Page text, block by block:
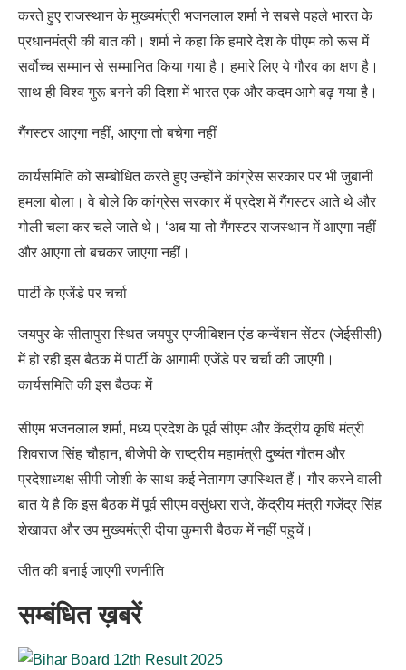
करते हुए राजस्थान के मुख्यमंत्री भजनलाल शर्मा ने सबसे पहले भारत के
प्रधानमंत्री की बात की। शर्मा ने कहा कि हमारे देश के पीएम को रूस में
सर्वोच्च सम्मान से सम्मानित किया गया है। हमारे लिए ये गौरव का क्षण है।
साथ ही विश्व गुरू बनने की दिशा में भारत एक और कदम आगे बढ़ गया है।
गैंगस्टर आएगा नहीं, आएगा तो बचेगा नहीं
कार्यसमिति को सम्बोधित करते हुए उन्होंने कांग्रेस सरकार पर भी जुबानी
हमला बोला। वे बोले कि कांग्रेस सरकार में प्रदेश में गैंगस्टर आते थे और
गोली चला कर चले जाते थे। ‘अब या तो गैंगस्टर राजस्थान में आएगा नहीं
और आएगा तो बचकर जाएगा नहीं।
पार्टी के एजेंडे पर चर्चा
जयपुर के सीतापुरा स्थित जयपुर एग्जीबिशन एंड कन्वेंशन सेंटर (जेईसीसी)
में हो रही इस बैठक में पार्टी के आगामी एजेंडे पर चर्चा की जाएगी।
कार्यसमिति की इस बैठक में
सीएम भजनलाल शर्मा, मध्य प्रदेश के पूर्व सीएम और केंद्रीय कृषि मंत्री
शिवराज सिंह चौहान, बीजेपी के राष्ट्रीय महामंत्री दुष्यंत गौतम और
प्रदेशाध्यक्ष सीपी जोशी के साथ कई नेतागण उपस्थित हैं। गौर करने वाली
बात ये है कि इस बैठक में पूर्व सीएम वसुंधरा राजे, केंद्रीय मंत्री गजेंद्र सिंह
शेखावत और उप मुख्यमंत्री दीया कुमारी बैठक में नहीं पहुचें।
जीत की बनाई जाएगी रणनीति
सम्बंधित ख़बरें